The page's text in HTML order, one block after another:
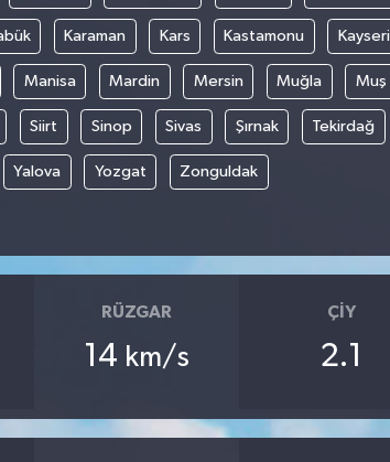
Karaman Kars Kastamonu Kayseri
Manisa Mardin Mersin Muğla Muş
Siirt Sinop Sivas Şırnak Tekirdağ
Yalova Yozgat Zonguldak
RÜZGAR
14 km/s
ÇIY
2.1